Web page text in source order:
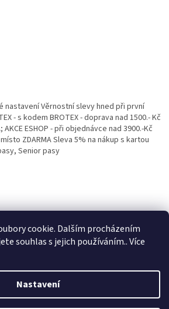
cookie. Dalším procházením
souhlas s jejich používáním.. Více
Nastavení
3% - 10% na Všechny Vaše další nákupy. Čím
můžete získat. Vaše objednávky se sčítají.
nastavení Věrnostní slevy hned při první
- s kodem BROTEX - doprava nad 1500.- Kč
ESHOP - při objednávce nad 3900.-Kč
ZDARMA Sleva 5% na nákup s kartou
Senior pasy